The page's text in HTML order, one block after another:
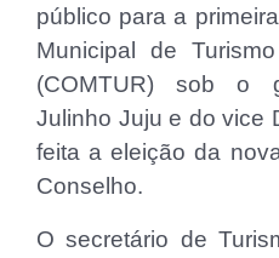
público para a
Municipal de
(COMTUR) sob o
Julinho Juju e do vice
feita a eleição da
Conselho.
O secretário de